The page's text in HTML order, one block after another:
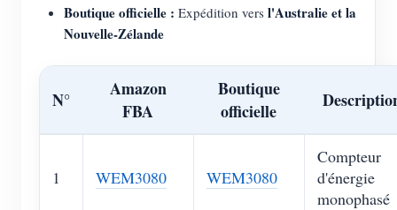
Boutique officielle : Expédition vers l'Australie et la
Nouvelle-Zélande
N°
Amazon
FBA
Boutique
officielle
1 WEM3080 WEM3080
Compteur
d'énergie
monophasé